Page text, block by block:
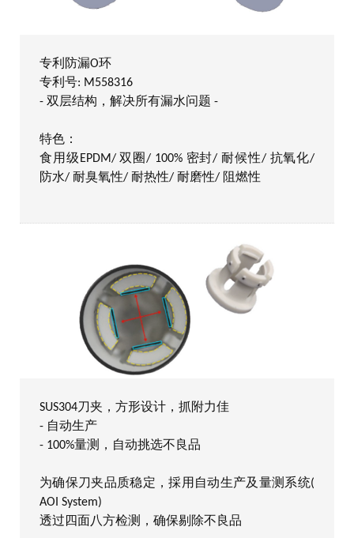
专利防漏O环
专利号: M558316
- 双层结构，解决所有漏水问题 -
特色：
食用级EPDM/ 双圈/ 100% 密封/ 耐候性/ 抗氧化/
防水/ 耐臭氧性/ 耐热性/ 耐磨性/ 阻燃性
SUS304刀夹，方形设计，抓附力佳
- 自动生产
- 100%量测，自动挑选不良品
为确保刀夹品质稳定，採用自动生产及量测系统(
AOI System)
透过四面八方检测，确保剔除不良品